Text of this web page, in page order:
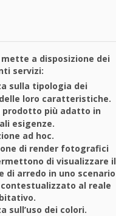
a disposizione dei
servizi:
sulla tipologia dei
loro caratteristiche.
prodotto più adatto in
esigenze.
ad hoc.
di render fotografici
di visualizzare il
di arredo in uno scenario
al reale
sull’uso dei colori.